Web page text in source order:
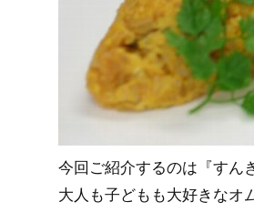
今回ご紹介するのは『すん
大人も子どもも大好きなオ